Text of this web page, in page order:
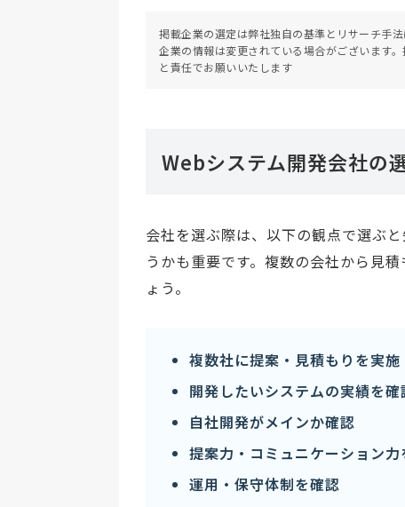
掲載企業の選定は弊社独自の基準とリサーチ手
企業の情報は変更されている場合がございます
と責任でお願いいたします
Webシステム開発会社の
会社を選ぶ際は、以下の観点で選ぶ
うかも重要です。複数の会社から見
ょう。
複数社に提案・見積もりを実施
開発したいシステムの実績を確
自社開発がメインか確認
提案力・コミュニケーション力
運用・保守体制を確認